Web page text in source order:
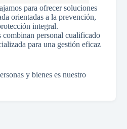
para ofrecer soluciones
orientadas a la prevención,
integral.
combinan personal cualificado
para una gestión eficaz
y bienes es nuestro